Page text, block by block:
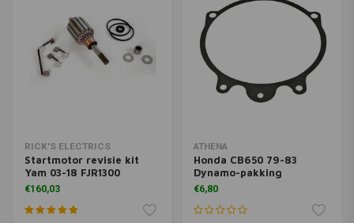
RICK'S ELECTRICS
Startmotor revisie kit
Yam 03-18 FJR1300
€160,03
ATHENA
Honda CB650 79-83
Dynamo-pakking
€6,80